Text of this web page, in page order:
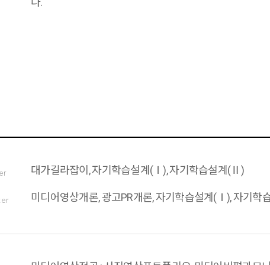
대가길라잡이, 자기학습설계(Ⅰ), 자기학습설계(Ⅱ)
미디어영상개론, 광고PR개론, 자기학습설계(Ⅰ), 자기학